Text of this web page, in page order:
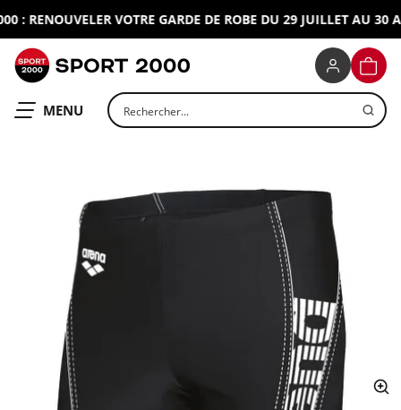
: RENOUVELER VOTRE GARDE DE ROBE DU 29 JUILLET AU 30
OUVRIR LE
MENU Rechercher un produit